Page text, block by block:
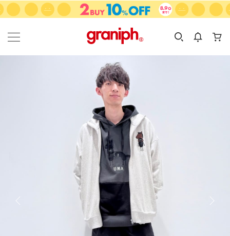
カテゴリーから探す
KIDS
カテゴリ
サイズ